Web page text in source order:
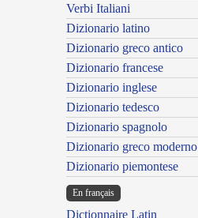
Verbi Italiani
Dizionario latino
Dizionario greco antico
Dizionario francese
Dizionario inglese
Dizionario tedesco
Dizionario spagnolo
Dizionario greco moderno
Dizionario piemontese
En français
Dictionnaire Latin